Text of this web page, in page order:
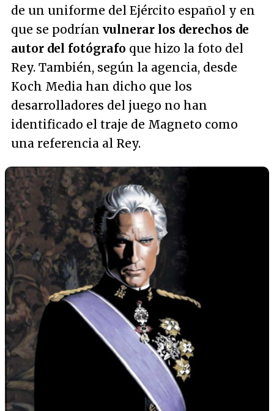
de un uniforme del Ejército español y en
que se podrían vulnerar los derechos de
autor del fotógrafo que hizo la foto del
Rey. También, según la agencia, desde
Koch Media han dicho que los
desarrolladores del juego no han
identificado el traje de Magneto como
una referencia al Rey.